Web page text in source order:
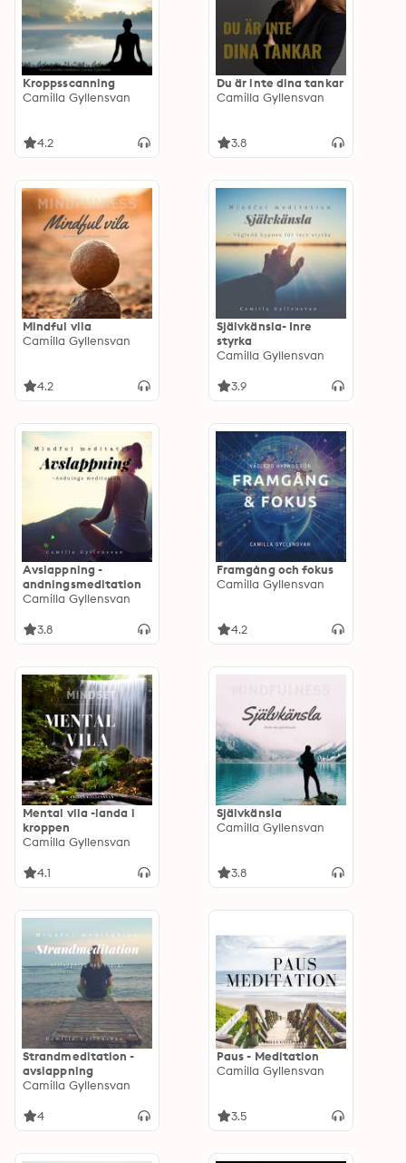
Kroppsscanning
Camilla Gyllensvan
4.2
Du är inte dina tankar
Camilla Gyllensvan
3.8
Mindful vila
Camilla Gyllensvan
4.2
Självkänsla- Inre
styrka
Camilla Gyllensvan
3.9
Avslappning -
andningsmeditation
Camilla Gyllensvan
3.8
Framgång och fokus
Camilla Gyllensvan
4.2
Mental vila -landa i
kroppen
Camilla Gyllensvan
4.1
Självkänsla
Camilla Gyllensvan
3.8
Strandmeditation -
avslappning
Camilla Gyllensvan
4
Paus - Meditation
Camilla Gyllensvan
3.5